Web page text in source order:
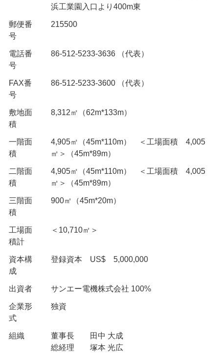
浜工業園入口より400m東
郵便番
号
215500
電話番
号
86-512-5233-3636 （代表）
FAX番
号
86-512-5233-3600 （代表）
敷地面
積
8,312㎡（62m*133m）
一階面
積
4,905㎡（45m*110m） ＜工場面積 4,005
㎡＞（45m*89m）
二階面
積
4,905㎡（45m*110m） ＜工場面積 4,005
㎡＞（45m*89m）
三階面
積
900㎡（45m*20m）
工場面
積計
＜10,710㎡＞
資本構
成
登録資本 US$ 5,000,000
出資者 サンエー電機株式会社 100%
企業形
式
独資
組織
董事長 田中 大成
総経理 塚本 光広